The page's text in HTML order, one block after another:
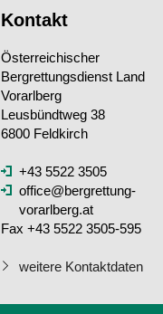
Kontakt
Österreichischer
Bergrettungsdienst Land
Vorarlberg
Leusbündtweg 38
6800 Feldkirch
+43 5522 3505
office@bergrettung-
vorarlberg.at
Fax +43 5522 3505-595
weitere Kontaktdaten